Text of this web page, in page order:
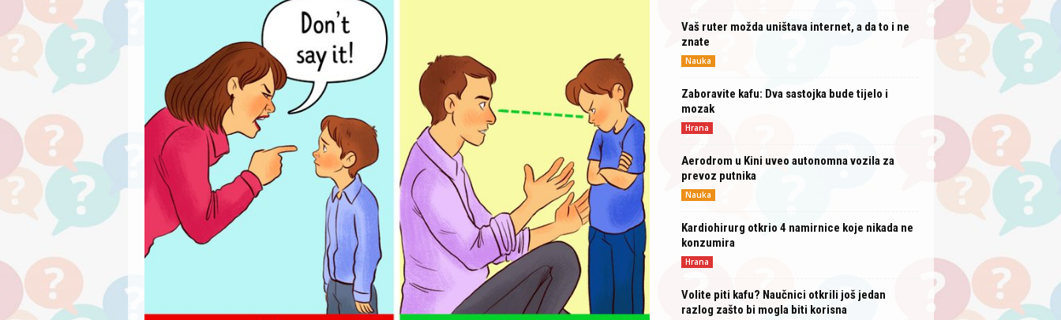
Vaš ruter možda uništava internet, a da to i ne
znate
Nauka
Zaboravite kafu: Dva sastojka bude tijelo i
mozak
Hrana
Aerodrom u Kini uveo autonomna vozila za
prevoz putnika
Nauka
Kardiohirurg otkrio 4 namirnice koje nikada ne
konzumira
Hrana
Volite piti kafu? Naučnici otkrili još jedan
razlog zašto bi mogla biti korisna